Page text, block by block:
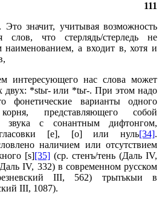
111
значит, учитывая возможность
слов, что стерлядь/стерледь не
наименованием, а входит в, хотя и
интересующего нас слова может
двух: *stьr- или *tьr-. При этом надо
варианты одного
корня, представляющего собой
звука с сонантным дифтонгом,
[е], [о] или нуль[34].
наличием или отсутствием
[s][35] (ср. стенъ/тень (Даль IV,
IV, 332) в современном русском
III, 562) трьпъкыи в
III, 1087).